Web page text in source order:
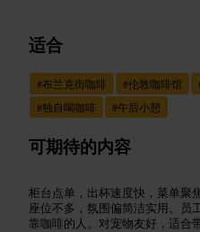
适合
#布兰克街咖啡 #伦敦咖啡馆
#独自喝咖啡 #午后小憩
可期待的内容
柜台点单，出杯速度快，菜单聚
座位不多，氛围偏简洁实用。员
靠咖啡的人。对宠物友好，适合